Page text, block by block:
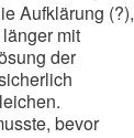
Aufklärung (?),
mit
der
bevor